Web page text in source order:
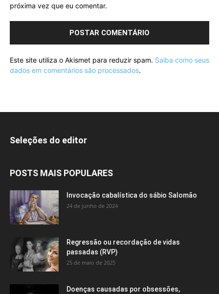
próxima vez que eu comentar.
Este site utiliza o Akismet para reduzir spam. Saiba como seus
dados em comentários são processados.
Seleções do editor
POSTS MAIS POPULARES
Invocação cabalística do sábio Salomão
24 de junho de 2024
Regressão ou recordação de vidas
passadas (RVP)
25 de maio de 2025
Doenças causadas por obsessões,